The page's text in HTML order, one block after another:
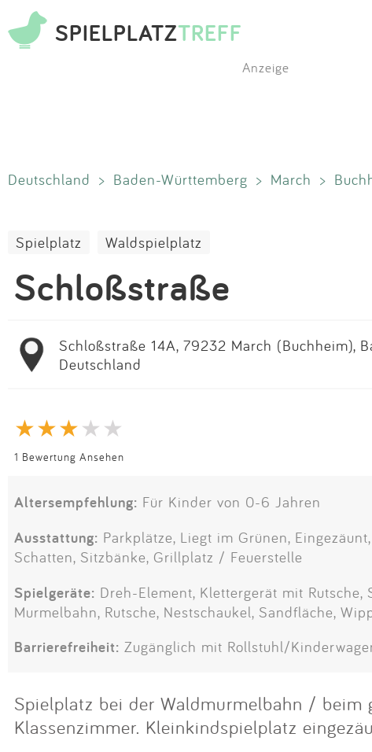
SPIELPLATZTREFF
Anzeige
Deutschland > Baden-Württemberg > March >
Spielplatz Waldspielplatz
Schloßstraße
Schloßstraße 14A, 79232 March (Buchheim),
Deutschland
1 Bewertung Ansehen
Altersempfehlung: Für Kinder von 0-6 Jahren
Ausstattung: Parkplätze, Liegt im Grünen,
Schatten, Sitzbänke, Grillplatz / Feuerstelle
Spielgeräte: Dreh-Element, Klettergerät mit Rutsche,
Murmelbahn, Rutsche, Nestschaukel, Sandfläche,
Barrierefreiheit: Zugänglich mit Rollstuhl/
Spielplatz bei der Waldmurmelbahn / beim
Klassenzimmer. Kleinkindspielplatz